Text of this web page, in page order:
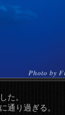
た。
通り過ぎる。